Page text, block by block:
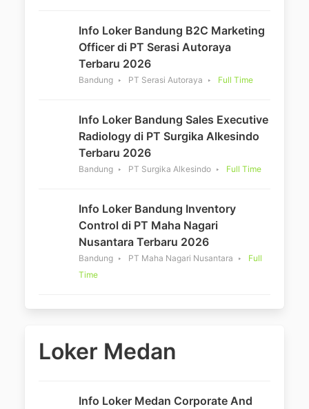
Info Loker Bandung B2C Marketing
Officer di PT Serasi Autoraya
Terbaru 2026
Bandung PT Serasi Autoraya Full Time
Info Loker Bandung Sales Executive
Radiology di PT Surgika Alkesindo
Terbaru 2026
Bandung PT Surgika Alkesindo Full Time
Info Loker Bandung Inventory
Control di PT Maha Nagari
Nusantara Terbaru 2026
Bandung PT Maha Nagari Nusantara
Full
Time
Loker Medan
Info Loker Medan Corporate And